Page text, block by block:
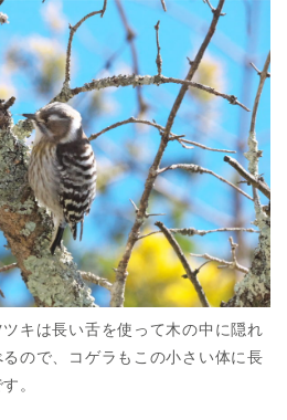
キは長い舌を使って木の中に隠れ
ので、コゲラもこの小さい体に長
。